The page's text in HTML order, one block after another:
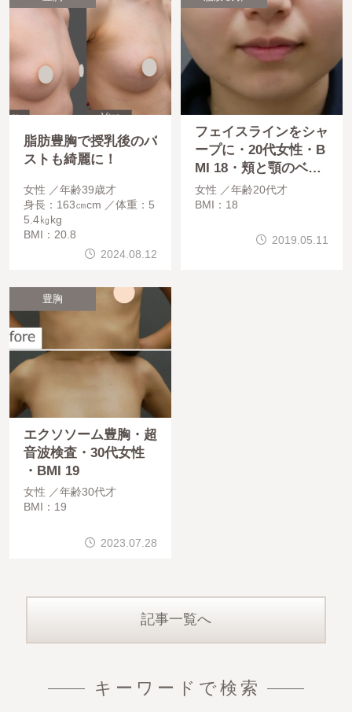
脂肪豊胸で授乳後のバ
ストも綺麗に！
女性
年齢39歳才
身長：163㎝cm
体重：5
5.4㎏kg
BMI：20.8
2024.08.12
フェイスラインをシャ
ープに・20代女性・B
MI 18・頬と顎のベイ
ザー脂肪吸引・医療ダ
イエット
女性
年齢20代才
BMI：18
2019.05.11
豊胸
エクソソーム豊胸・超
音波検査・30代女性
・BMI 19
女性
年齢30代才
BMI：19
2023.07.28
記事一覧へ
キーワードで検索